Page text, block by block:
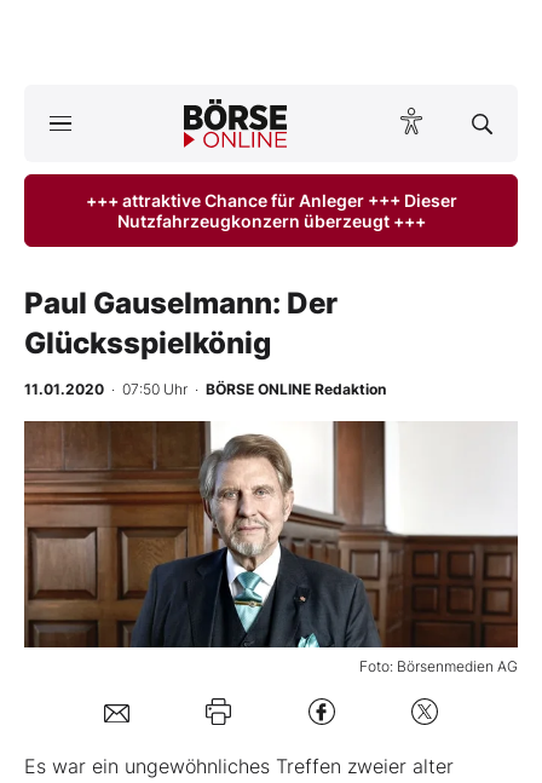
ktuelle Ausgabe BÖRSE ONLINE lesen
Finanz-Check
BO-Musterdepots
Experten
Mein B:O
+++ attraktive Chance für Anleger +++ Dieser
Nutzfahrzeugkonzern überzeugt +++
Paul Gauselmann: Der
Glücksspielkönig
11.01.2020 · 07:50 Uhr · BÖRSE ONLINE Redaktion
Foto: Börsenmedien AG
Es war ein ungewöhnliches Treffen zweier alter